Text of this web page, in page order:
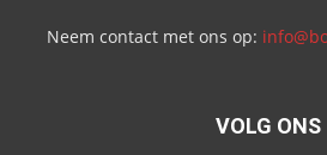
Neem contact met ons op:
VOLG ONS